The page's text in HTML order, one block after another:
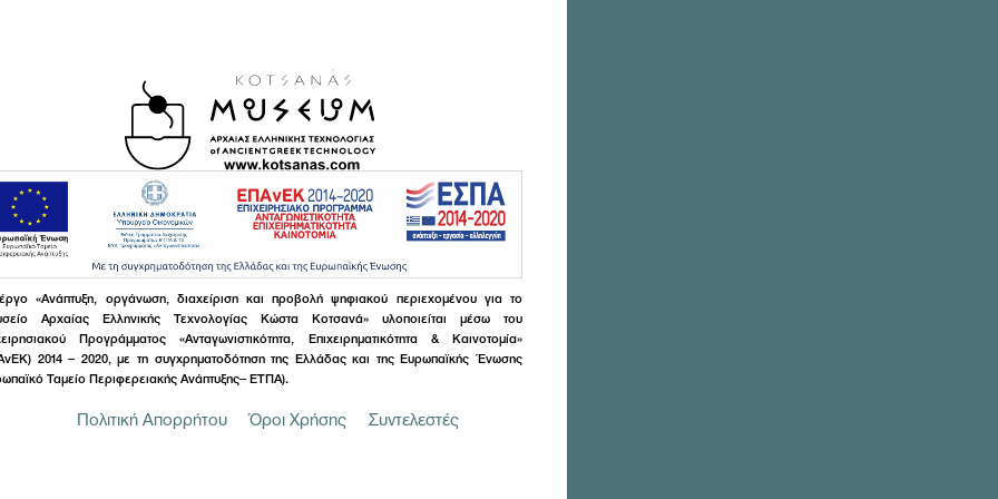
«Ανάπτυξη, οργάνωση, διαχείριση και προβολή ψηφιακού περιεχομένου για το
Αρχαίας Ελληνικής Τεχνολογίας Κώστα Κοτσανά» υλοποιείται μέσω του
Προγράμματος «Ανταγωνιστικότητα, Επιχειρηματικότητα & Καινοτομία»
2014 – 2020, με τη συγχρηματοδότηση της Ελλάδας και της Ευρωπαϊκής Ένωσης
Ταμείο Περιφερειακής Ανάπτυξης– ΕΤΠΑ).
Πολιτική Απορρήτου Όροι Χρήσης Συντελεστές